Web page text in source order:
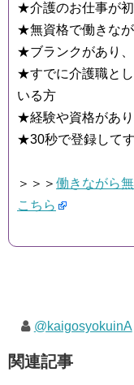
★介護のお仕事が
★無資格で働きな
★ブランクがあり
★すでに介護職と
いる方
★経験や資格があ
★30秒で登録して
＞＞＞ 働きながら
こちら
@kaigosyokuinA
関連記事